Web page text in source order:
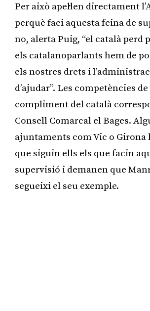
Per això apel·len directament
perquè faci aquesta feina de
no, alerta Puig, “el català perd
els catalanoparlants hem de
els nostres drets i
d’ajudar”. Les competències
compliment del català
Consell Comarcal el Bages.
ajuntaments com Vic o Girona
que siguin ells els que facin
supervisió i demanen que
segueixi el seu exemple.